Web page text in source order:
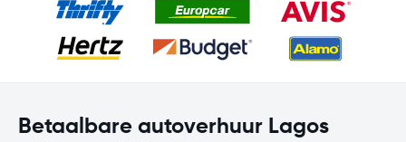
Betaalbare autoverhuur Lagos